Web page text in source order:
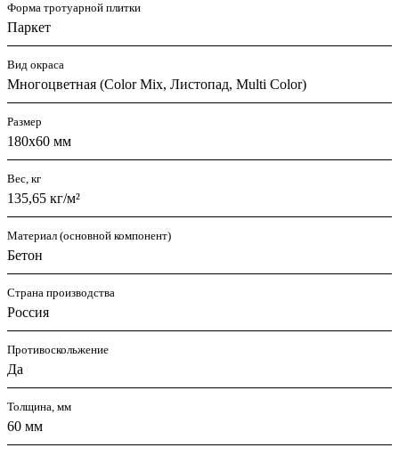
Форма тротуарной плитки
Паркет
Вид окраса
Многоцветная (Color Mix, Листопад, Multi Color)
Размер
180х60 мм
Вес, кг
135,65 кг/м²
Материал (основной компонент)
Бетон
Страна производства
Россия
Противоскольжение
Да
Толщина, мм
60 мм